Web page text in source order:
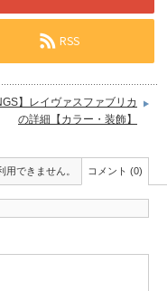
RSS
】レイヴァスファブリカ
の詳細【カラー・装飾】
用できません。 コメント (0)